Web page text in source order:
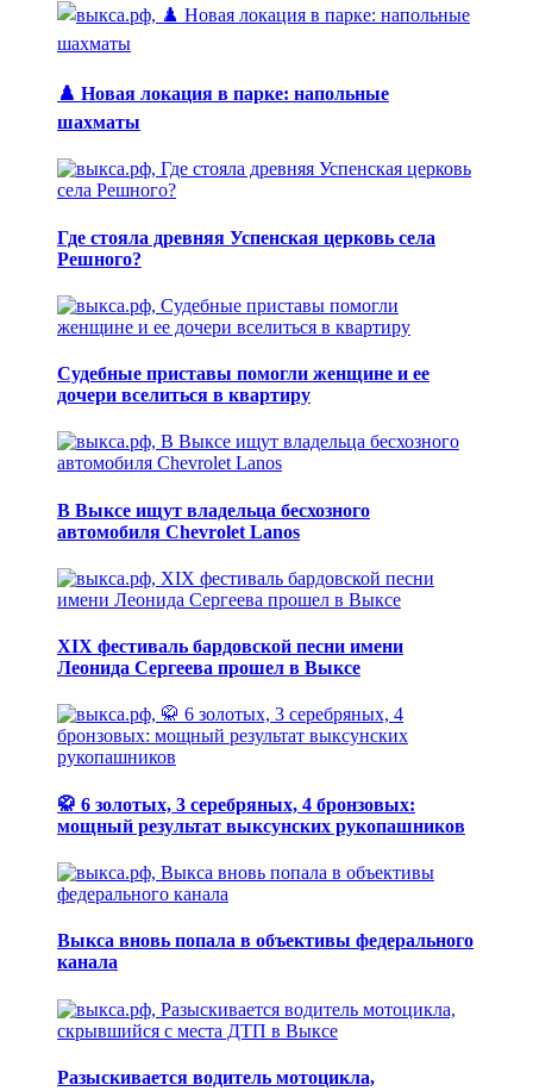
♟️ Новая локация в парке: напольные
шахматы
Где стояла древняя Успенская церковь села
Решного?
Судебные приставы помогли женщине и ее
дочери вселиться в квартиру
В Выксе ищут владельца бесхозного
автомобиля Chevrolet Lanos
XIX фестиваль бардовской песни имени
Леонида Сергеева прошел в Выксе
🥋 6 золотых, 3 серебряных, 4 бронзовых:
мощный результат выксунских рукопашников
Выкса вновь попала в объективы федерального
канала
Разыскивается водитель мотоцикла,